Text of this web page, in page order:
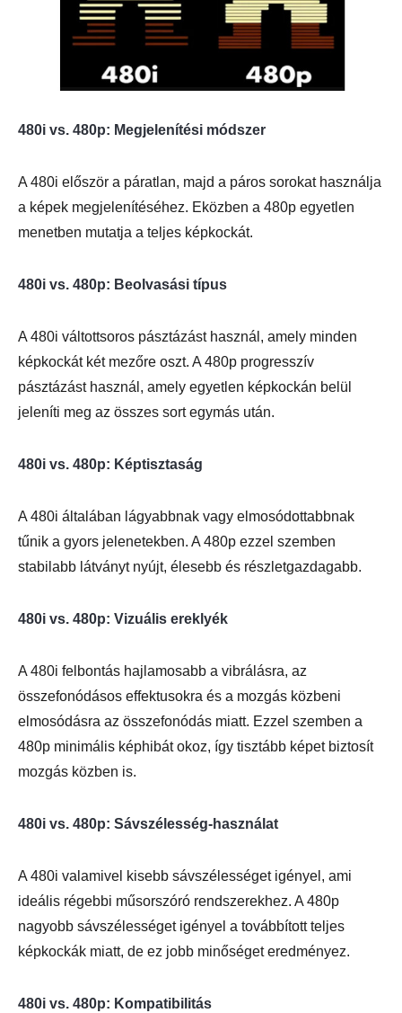
480i vs. 480p: Megjelenítési módszer
A 480i először a páratlan, majd a páros sorokat használja
a képek megjelenítéséhez. Eközben a 480p egyetlen
menetben mutatja a teljes képkockát.
480i vs. 480p: Beolvasási típus
A 480i váltottsoros pásztázást használ, amely minden
képkockát két mezőre oszt. A 480p progresszív
pásztázást használ, amely egyetlen képkockán belül
jeleníti meg az összes sort egymás után.
480i vs. 480p: Képtisztaság
A 480i általában lágyabbnak vagy elmosódottabbnak
tűnik a gyors jelenetekben. A 480p ezzel szemben
stabilabb látványt nyújt, élesebb és részletgazdagabb.
480i vs. 480p: Vizuális ereklyék
A 480i felbontás hajlamosabb a vibrálásra, az
összefonódásos effektusokra és a mozgás közbeni
elmosódásra az összefonódás miatt. Ezzel szemben a
480p minimális képhibát okoz, így tisztább képet biztosít
mozgás közben is.
480i vs. 480p: Sávszélesség-használat
A 480i valamivel kisebb sávszélességet igényel, ami
ideális régebbi műsorszóró rendszerekhez. A 480p
nagyobb sávszélességet igényel a továbbított teljes
képkockák miatt, de ez jobb minőséget eredményez.
480i vs. 480p: Kompatibilitás